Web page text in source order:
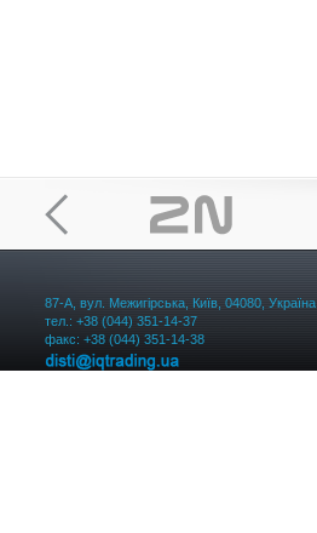
87-А, вул. Межигірська, Київ, 04080, Україна
тел.: +38 (044) 351-14-37
факс: +38 (044) 351-14-38